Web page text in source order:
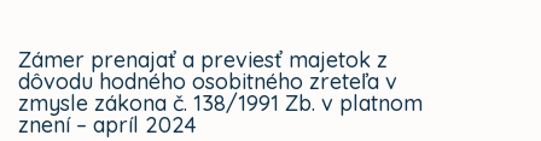
Zámer prenajať a previesť majetok z
dôvodu hodného osobitného zreteľa v
zmysle zákona č. 138/1991 Zb. v platnom
znení – apríl 2024